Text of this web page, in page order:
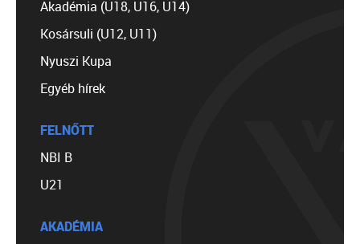
Akadémia (U18, U16, U14)
Kosársuli (U12, U11)
Nyuszi Kupa
Egyéb hírek
FELNŐTT
NBI B
U21
AKADÉMIA